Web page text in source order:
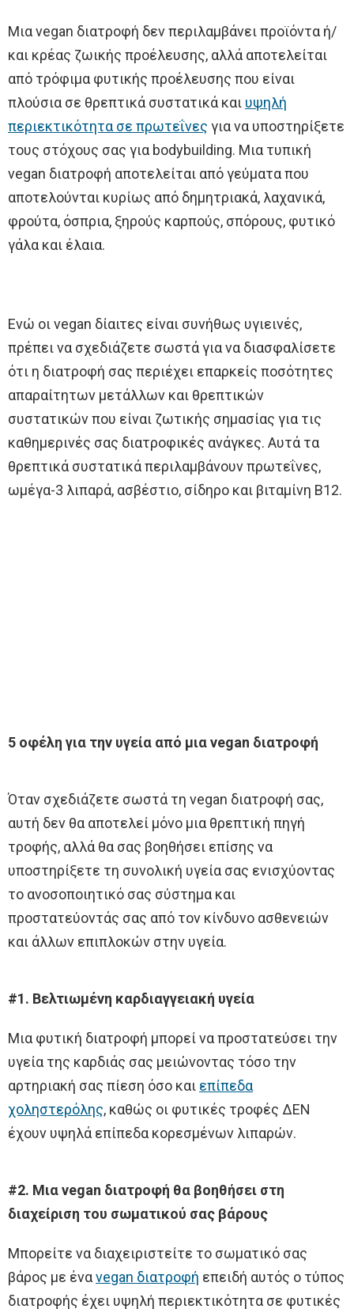
Μια vegan διατροφή δεν περιλαμβάνει προϊόντα ή/
και κρέας ζωικής προέλευσης, αλλά αποτελείται
από τρόφιμα φυτικής προέλευσης που είναι
πλούσια σε θρεπτικά συστατικά και υψηλή
περιεκτικότητα σε πρωτεΐνες για να υποστηρίξετε
τους στόχους σας για bodybuilding. Μια τυπική
vegan διατροφή αποτελείται από γεύματα που
αποτελούνται κυρίως από δημητριακά, λαχανικά,
φρούτα, όσπρια, ξηρούς καρπούς, σπόρους, φυτικό
γάλα και έλαια.
Ενώ οι vegan δίαιτες είναι συνήθως υγιεινές,
πρέπει να σχεδιάζετε σωστά για να διασφαλίσετε
ότι η διατροφή σας περιέχει επαρκείς ποσότητες
απαραίτητων μετάλλων και θρεπτικών
συστατικών που είναι ζωτικής σημασίας για τις
καθημερινές σας διατροφικές ανάγκες. Αυτά τα
θρεπτικά συστατικά περιλαμβάνουν πρωτεΐνες,
ωμέγα-3 λιπαρά, ασβέστιο, σίδηρο και βιταμίνη Β12.
5 οφέλη για την υγεία από μια vegan διατροφή
Όταν σχεδιάζετε σωστά τη vegan διατροφή σας,
αυτή δεν θα αποτελεί μόνο μια θρεπτική πηγή
τροφής, αλλά θα σας βοηθήσει επίσης να
υποστηρίξετε τη συνολική υγεία σας ενισχύοντας
το ανοσοποιητικό σας σύστημα και
προστατεύοντάς σας από τον κίνδυνο ασθενειών
και άλλων επιπλοκών στην υγεία.
#1. Βελτιωμένη καρδιαγγειακή υγεία
Μια φυτική διατροφή μπορεί να προστατεύσει την
υγεία της καρδιάς σας μειώνοντας τόσο την
αρτηριακή σας πίεση όσο και επίπεδα
χοληστερόλης, καθώς οι φυτικές τροφές ΔΕΝ
έχουν υψηλά επίπεδα κορεσμένων λιπαρών.
#2. Μια vegan διατροφή θα βοηθήσει στη
διαχείριση του σωματικού σας βάρους
Μπορείτε να διαχειριστείτε το σωματικό σας
βάρος με έναvegan διατροφή επειδή αυτός ο τύπος
διατροφής έχει υψηλή περιεκτικότητα σε φυτικές